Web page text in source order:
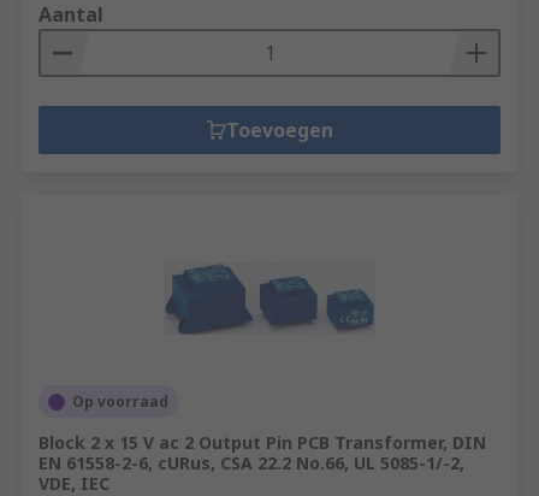
Aantal
Toevoegen
Op voorraad
Block 2 x 15 V ac 2 Output Pin PCB Transformer, DIN
EN 61558-2-6, cURus, CSA 22.2 No.66, UL 5085-1/-2,
VDE, IEC